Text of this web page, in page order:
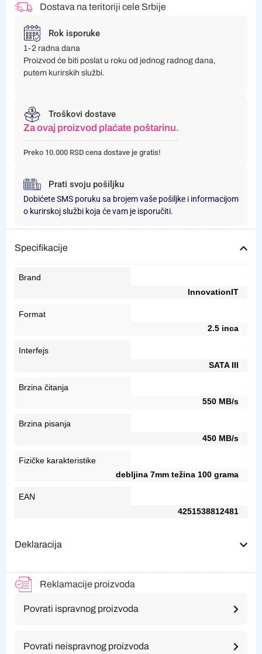
Dostava na teritoriji cele Srbije
Rok isporuke
1-2 radna dana
Proizvod će biti poslat u roku od jednog radnog dana,
putem kurirskih službi.
Troškovi dostave
Za ovaj proizvod plaćate poštarinu.
Preko 10.000 RSD cena dostave je gratis!
Prati svoju pošiljku
Dobićete SMS poruku sa brojem vaše pošiljke i informacijom
o kurirskoj službi koja će vam je isporučiti.
Specifikacije
Brand
InnovationIT
Format
2.5 inca
Interfejs
SATA III
Brzina čitanja
550 MB/s
Brzina pisanja
450 MB/s
Fizičke karakteristike
debljina 7mm težina 100 grama
EAN
4251538812481
Deklaracija
Reklamacije proizvoda
Povrati ispravnog proizvoda
Povrati neispravnog proizvoda